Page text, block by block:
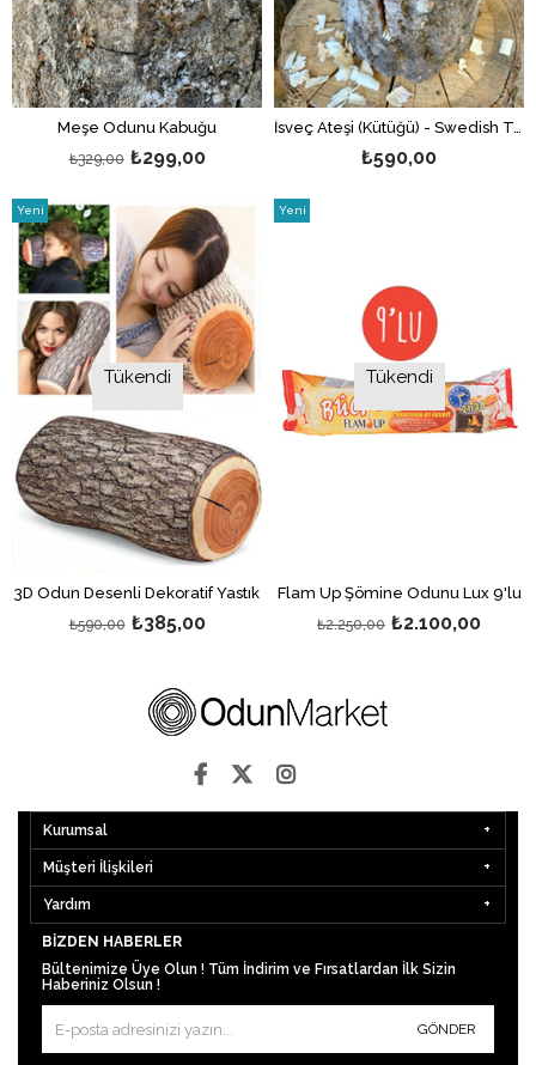
Meşe Odunu Kabuğu
₺299,00
₺329,00 ₺590,00
Tükendi
3D Odun Desenli Dekoratif Yastık
₺385,00
₺590,00
Yeni
Ürün
Tükendi
Flam Up Şömine Odunu Lux 9'lu
₺2.100,00
₺2.250,00
Yeni
Kurumsal
Müşteri İlişkileri
Yardım
BIZDEN HABERLER
Bültenimize Üye Olun ! Tüm İndirim ve Fırsatlardan İlk Sizin
Haberiniz Olsun !
GÖNDER